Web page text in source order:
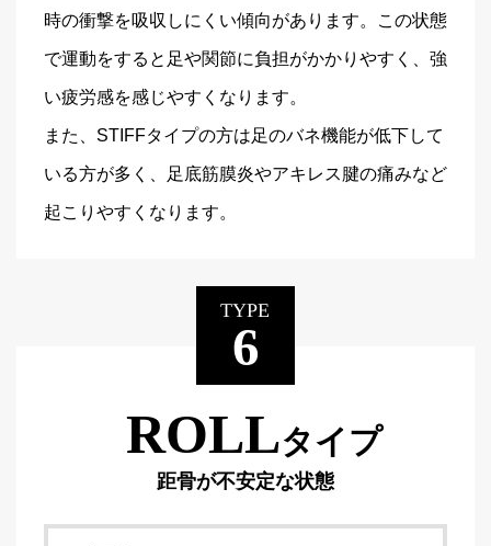
時の衝撃を吸収しにくい傾向があります。この状態
で運動をすると足や関節に負担がかかりやすく、強
い疲労感を感じやすくなります。
また、STIFFタイプの方は足のバネ機能が低下して
いる方が多く、足底筋膜炎やアキレス腱の痛みなど
起こりやすくなります。
TYPE
6
ROLLタイプ
距骨が不安定な状態